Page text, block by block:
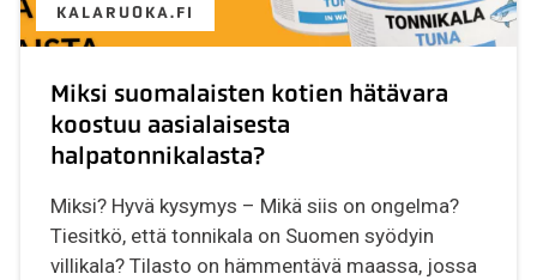
KALARUOKA.FI
Miksi suomalaisten kotien hätävara
koostuu aasialaisesta
halpatonnikalasta?
Miksi? Hyvä kysymys – Mikä siis on ongelma?
Tiesitkö, että tonnikala on Suomen syödyin
villikala? Tilasto on hämmentävä maassa, jossa